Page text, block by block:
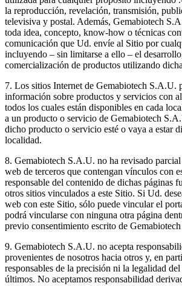
la reproducción, revelación, transmisión,
televisiva y postal. Además, Gemabiotech
toda idea, concepto, know-how o técnicas
comunicación que Ud. envíe al Sitio por
incluyendo – sin limitarse a ello – el
comercialización de productos utilizando
7. Los sitios Internet de Gemabiotech S.A.U.
información sobre productos y servicios con
todos los cuales están disponibles en cada
a un producto o servicio de Gemabiotech
dicho producto o servicio esté o vaya a estar
localidad.
8. Gemabiotech S.A.U. no ha revisado
web de terceros que contengan vínculos con
responsable del contenido de dichas páginas
otros sitios vinculados a este Sitio. Si Ud.
web con este Sitio, sólo puede vincular el
podrá vincularse con ninguna otra página
previo consentimiento escrito de
9. Gemabiotech S.A.U. no acepta
provenientes de nosotros hacia otros y, en
responsables de la precisión ni la legalidad
últimos. No aceptamos responsabilidad